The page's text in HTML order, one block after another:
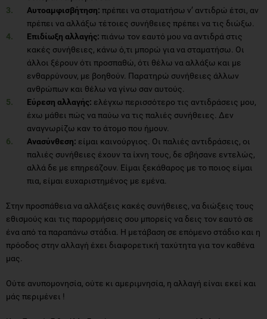
Αυτοαμφισβήτηση: πρέπει να σταματήσω ν’ αντιδρώ έτσι, αν
πρέπει να αλλάξω τέτοιες συνήθειες πρέπει να τις διώξω.
Επιδίωξη αλλαγής: πιάνω τον εαυτό μου να αντιδρά στις
κακές συνήθειες, κάνω ό,τι μπορώ για να σταματήσω. Οι
άλλοι ξέρουν ότι προσπαθώ, ότι θέλω να αλλάξω και με
ενθαρρύνουν, με βοηθούν. Παρατηρώ συνήθειες άλλων
ανθρώπων και θέλω να γίνω σαν αυτούς.
Εύρεση αλλαγής: ελέγχω περισσότερο τις αντιδράσεις μου,
έχω μάθει πώς να παύω να τις παλιές συνήθειες. Δεν
αναγνωρίζω καν το άτομο που ήμουν.
Ανασύνθεση: είμαι καινούργιος. Οι παλιές αντιδράσεις, οι
παλιές συνήθειες έχουν τα ίχνη τους, δε σβήσανε εντελώς,
αλλά δε με επηρεάζουν. Είμαι ξεκάθαρος με το ποιος είμαι
πια, είμαι ευχαριστημένος με εμένα.
Στην προσπάθεια να αλλάξεις κακές συνήθειες, να διώξεις τους
εθισμούς και τις παρορμήσεις σου μπορείς να δεις τον εαυτό σε
ένα από τα παραπάνω στάδια. Η μετάβαση σε επόμενο στάδιο και η
πρόοδος στην αλλαγή έχει διαφορετική ταχύτητα για τον καθένα
μας.
Ούτε ανυπομονησία, ούτε κι αμεριμνησία, η αλλαγή είναι εκεί και
μάς περιμένει !